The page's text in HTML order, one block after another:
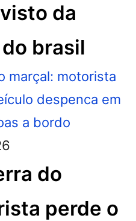
da
brasil
do
perde o